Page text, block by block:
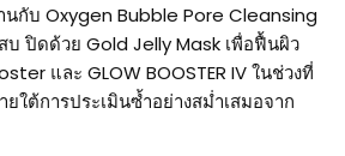
นกับ Oxygen Bubble Pore Cleansing
บ ปิดด้วย Gold Jelly Mask เพื่อฟื้นผิว
และ GLOW BOOSTER IV ในช่วงที่
ใต้การประเมินซ้ำอย่างสม่ำเสมอจาก